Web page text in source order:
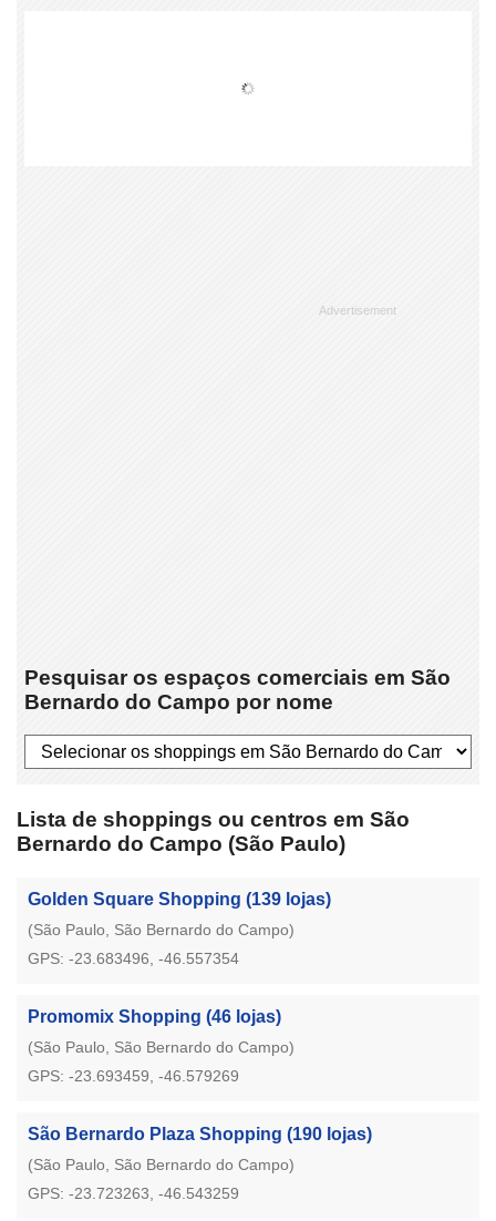
Pesquisar os espaços comerciais em São
Bernardo do Campo por nome
Lista de shoppings ou centros em São
Bernardo do Campo (São Paulo)
Golden Square Shopping (139 lojas)
(São Paulo, São Bernardo do Campo)
GPS: -23.683496, -46.557354
Promomix Shopping (46 lojas)
(São Paulo, São Bernardo do Campo)
GPS: -23.693459, -46.579269
São Bernardo Plaza Shopping (190 lojas)
(São Paulo, São Bernardo do Campo)
GPS: -23.723263, -46.543259